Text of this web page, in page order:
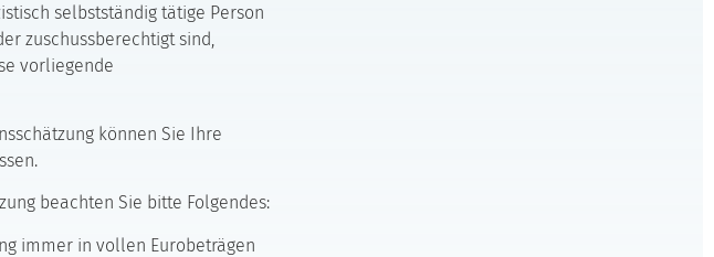
selbstständig tätige Person
zuschussberechtigt sind,
vorliegende
können Sie Ihre
beachten Sie bitte Folgendes:
immer in vollen Eurobeträgen